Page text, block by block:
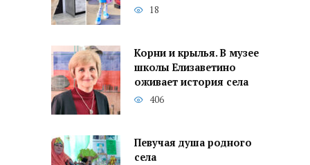
18
Корни и крылья. В музее
школы Елизаветино
оживает история села
406
Певучая душа родного
села